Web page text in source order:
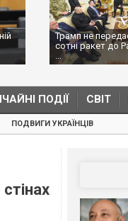
передасть Україні
до Patriot, бо у США
ПОДІЇ СВІТ
ПОДВИГИ УКРАЇНЦІВ